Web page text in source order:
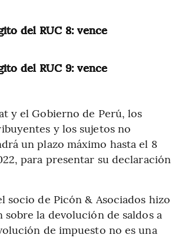
del RUC 8: vence
del RUC 9: vence
y el Gobierno de Perú, los
y los sujetos no
un plazo máximo hasta el 8
para presentar su declaración
socio de Picón & Asociados hizo
sobre la devolución de saldos a
de impuesto no es una